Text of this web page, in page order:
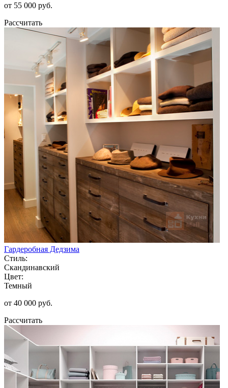
от 55 000 руб.
Рассчитать
Гардеробная Дедзима
Стиль:
Скандинавский
Цвет:
Темный
от 40 000 руб.
Рассчитать